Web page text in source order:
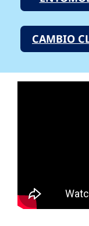
CAMBIO